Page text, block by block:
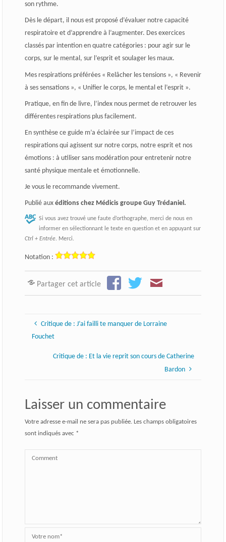
son rythme.
Dès le départ, il nous est proposé d’évaluer notre capacité
respiratoire et d’apprendre à l’augmenter. Des exercices
classés par intention en quatre catégories : pour agir sur le
corps, sur le mental, sur l’esprit et soulager les maux.
Mes respirations préférées « Relâcher les tensions », « Revenir
à ses sensations », « Unifier le corps, le mental et l’esprit ».
Pratique, en fin de livre, l’index nous permet de retrouver les
différentes respirations plus facilement.
En synthèse ce guide m’a éclairée sur l’impact de ces
respirations qui agissent sur notre corps, notre esprit et nos
émotions : à utiliser sans modération pour entretenir notre
santé physique mentale et émotionnelle.
Je vous le recommande vivement.
Publié aux éditions chez Médicis groupe Guy Trédaniel.
Si vous avez trouvé une faute d’orthographe, merci de nous en
informer en sélectionnant le texte en question et en appuyant sur
Ctrl + Entrée. Merci.
Notation :
Partager cet article
Critique de : J’ai failli te manquer de Lorraine
Fouchet
Critique de : Et la vie reprit son cours de Catherine
Bardon
Laisser un commentaire
Votre adresse e-mail ne sera pas publiée. Les champs obligatoires
sont indiqués avec *